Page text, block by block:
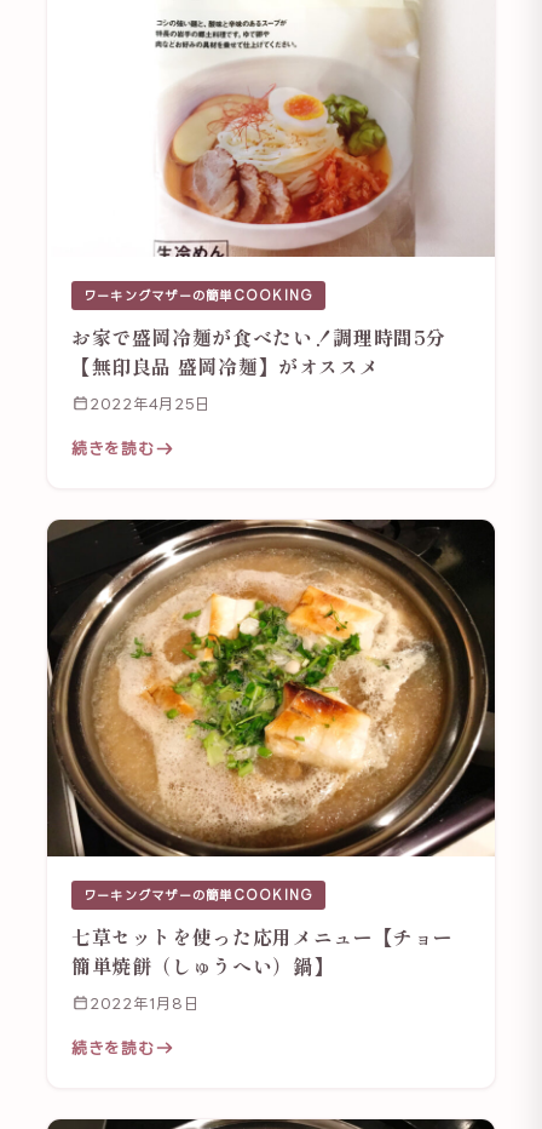
ワーキングマザーの簡単COOKING
お家で盛岡冷麺が食べたい！調理時間5分
【無印良品 盛岡冷麺】がオススメ
2022年4月25日
続きを読む
ワーキングマザーの簡単COOKING
七草セットを使った応用メニュー【チョー
簡単焼餅（しゅうへい）鍋】
2022年1月8日
続きを読む